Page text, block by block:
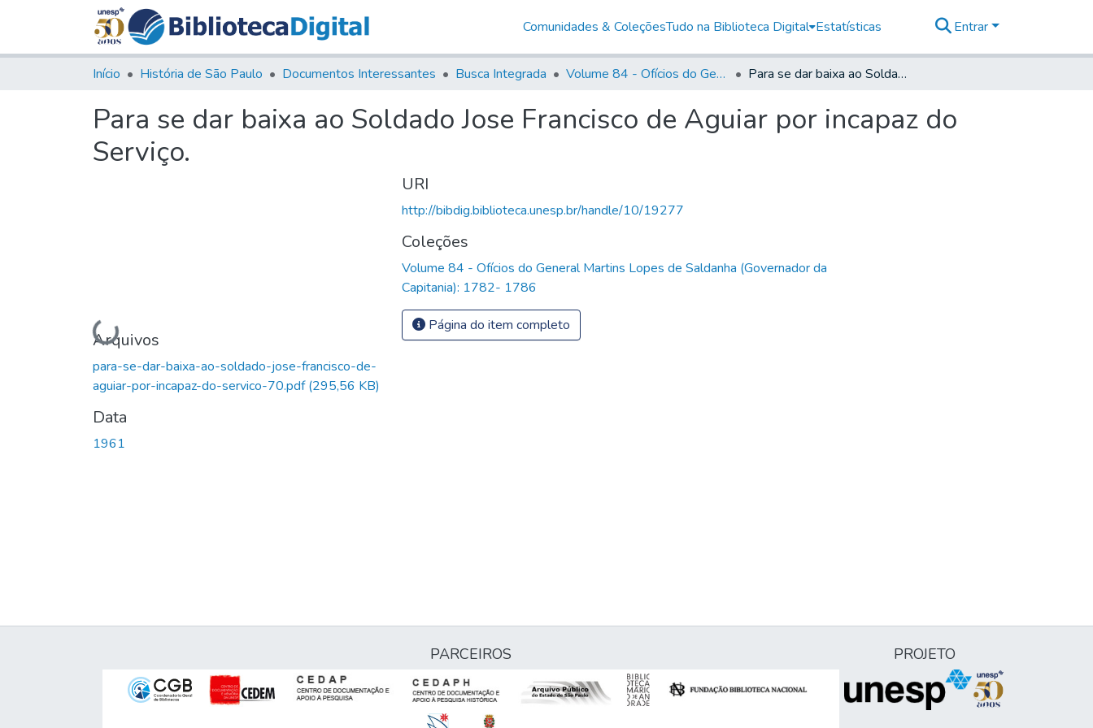
Comunidades & ColeçõesTudo na Biblioteca Digital Estatísticas Entrar
Início História de São Paulo Documentos Interessantes Busca Integrada Volume 84 - Ofícios do General Martins Lopes de Saldanha (Governador da Capitania): 1782- 1786 Para se dar baixa ao Soldado Jose Francisco de Aguiar por incapaz do Serviço.
Para se dar baixa ao Soldado Jose Francisco de Aguiar por incapaz do
Serviço.
Carregando...
Arquivos
para-se-dar-baixa-ao-soldado-jose-francisco-de-
aguiar-por-incapaz-do-servico-70.pdf(295,56 KB)
Data
1961
URI
http://bibdig.biblioteca.unesp.br/handle/10/19277
Coleções
Volume 84 - Ofícios do General Martins Lopes de Saldanha (Governador da
Capitania): 1782- 1786
Página do item completo
PARCEIROS PROJETO